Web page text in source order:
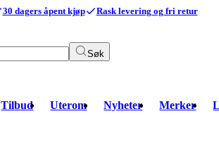
30 dagers åpent kjøp Rask levering og fri retur
Søk
Tilbud Uterom Nyheter Merker